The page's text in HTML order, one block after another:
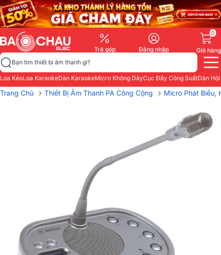
Trả góp Đăng nhập
0
Giỏ hàng
Bạn tìm thiết bị âm thanh gì?
Loa KéoLoa KaraokeDàn KaraokeMicro Không DâyCục Đẩy Công SuấtDàn
Trang Chủ › Thiết Bị Âm Thanh PA Công Cộng › Micro Phát Biểu,